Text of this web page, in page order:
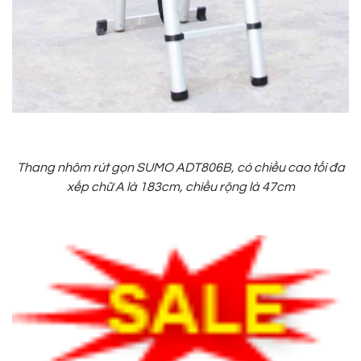
Thang nhôm rút gọn SUMO ADT806B, có chiều cao tối đa
xếp chữ A là 183cm, chiều rộng là 47cm